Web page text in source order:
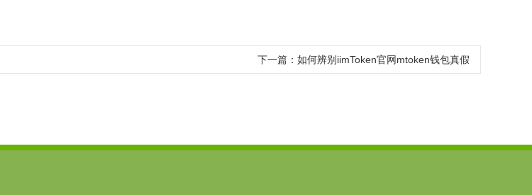
下一篇： 如何辨别iimToken官网mtoken钱包真假